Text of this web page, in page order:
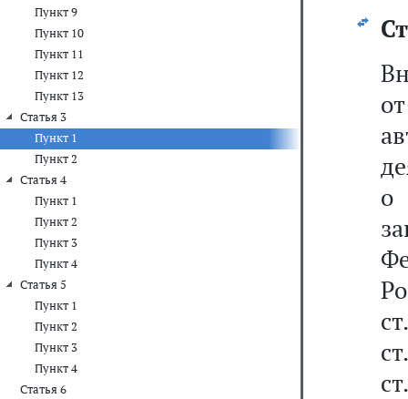
Пункт 9
Пункт 10
Пункт 11
Пункт 12
Пункт 13
Статья 3
Пункт 1
Пункт 2
Статья 4
Пункт 1
Пункт 2
Пункт 3
Пункт 4
Статья 5
Пункт 1
Пункт 2
Пункт 3
Пункт 4
Статья 6
о